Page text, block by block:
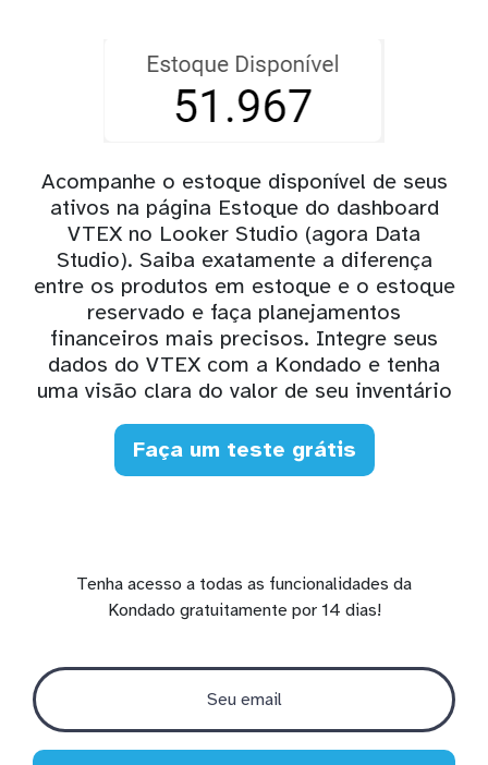
Acompanhe o estoque disponível de seus
ativos na página Estoque do dashboard
VTEX no Looker Studio (agora Data
Studio). Saiba exatamente a diferença
entre os produtos em estoque e o estoque
reservado e faça planejamentos
financeiros mais precisos. Integre seus
dados do VTEX com a Kondado e tenha
uma visão clara do valor de seu inventário
Faça um teste grátis
Tenha acesso a todas as funcionalidades da
Kondado gratuitamente por 14 dias!